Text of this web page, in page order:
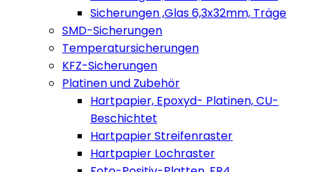
Sicherungen ,Glas 6,3x32mm, Träge
SMD-Sicherungen
Temperatursicherungen
KFZ-Sicherungen
Platinen und Zubehör
Hartpapier, Epoxyd- Platinen, CU-
Beschichtet
Hartpapier Streifenraster
Hartpapier Lochraster